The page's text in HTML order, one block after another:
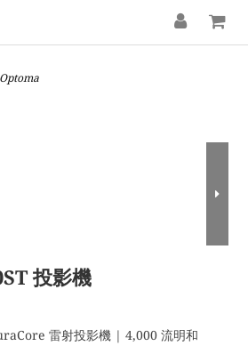
Optoma
投影機
雷射投影機 | 4,000 流明和